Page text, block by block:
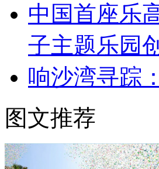
中国首座乐
子主题乐园
响沙湾寻踪
图文推荐